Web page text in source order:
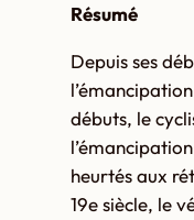
Résumé
Depuis ses
débuts, le
heurtés aux
19e siècle, le